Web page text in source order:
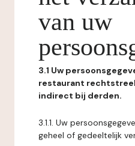
van uw
3.1 Uw
restaurant
indirect bij derden.
3.1.1. Uw
geheel of gedeeltelijk